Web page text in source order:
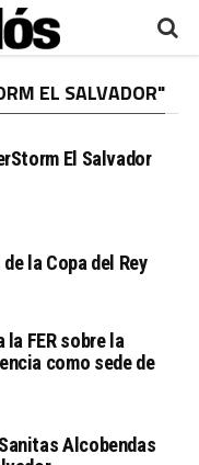
EL SALVADOR"
El Salvador
la Copa del Rey
la FER sobre la
como sede de
Alcobendas